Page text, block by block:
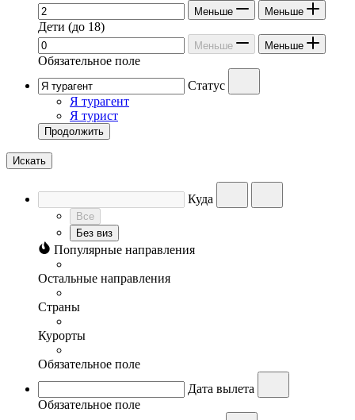
Меньше Меньше
Дети (до 18)
Меньше Меньше
Обязательное поле
Статус
Я турагент
Я турист
Продолжить
Искать
Куда
Все
Без виз
Популярные направления
Остальные направления
Страны
Курорты
Обязательное поле
Дата вылета
Обязательное поле